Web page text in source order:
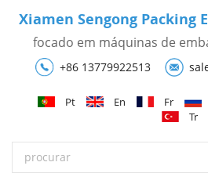
Xiamen Sengong Packing
focado em máquinas de
+86 13779922513
Pt En Fr
Tr